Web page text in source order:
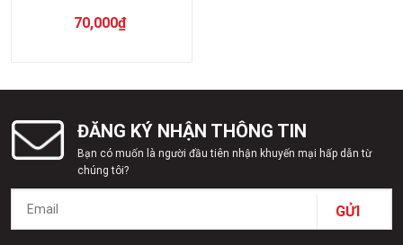
70,000₫
ĐĂNG KÝ NHẬN THÔNG TIN
Bạn có muốn là người đầu tiên nhận khuyến mại hấp dẫn từ
chúng tôi?